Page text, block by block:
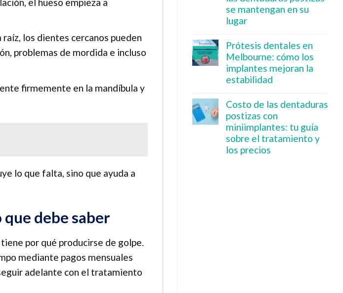
raíz, los dientes cercanos pueden
problemas de mordida e incluso
firmemente en la mandíbula y
lo que falta, sino que ayuda a
debe saber
por qué producirse de golpe.
mediante pagos mensuales
adelante con el tratamiento
se mantengan en su
lugar
Prótesis dentales en
Melbourne: cómo los
implantes mejoran la
estabilidad
Costo de las dentaduras
postizas con
miniimplantes: tu guía
sobre el tratamiento y
los precios